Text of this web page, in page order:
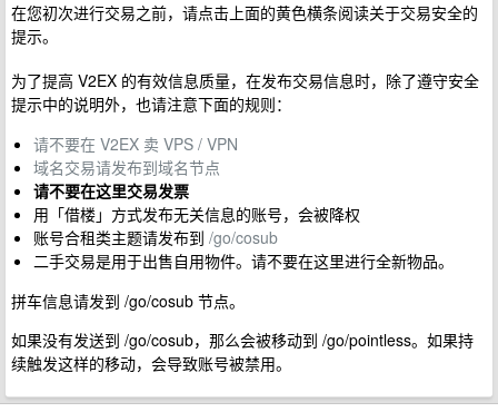
在您初次进行交易之前，请点击上面的黄色横条阅读关于交易安全的
提示。
为了提高 V2EX 的有效信息质量，在发布交易信息时，除了遵守安全
提示中的说明外，也请注意下面的规则：
请不要在 V2EX 卖 VPS / VPN
域名交易请发布到域名节点
请不要在这里交易发票
用「借楼」方式发布无关信息的账号，会被降权
账号合租类主题请发布到 /go/cosub
二手交易是用于出售自用物件。请不要在这里进行全新物品。
拼车信息请发到 /go/cosub 节点。
如果没有发送到 /go/cosub，那么会被移动到 /go/pointless。如果持
续触发这样的移动，会导致账号被禁用。